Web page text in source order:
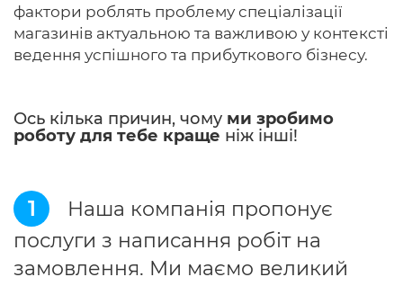
фактори роблять проблему спеціалізації
магазинів актуальною та важливою у контексті
ведення успішного та прибуткового бізнесу.
Ось кілька причин, чому ми зробимо
роботу для тебе краще ніж інші!
1
Наша компанія пропонує
послуги з написання робіт на
замовлення. Ми маємо великий